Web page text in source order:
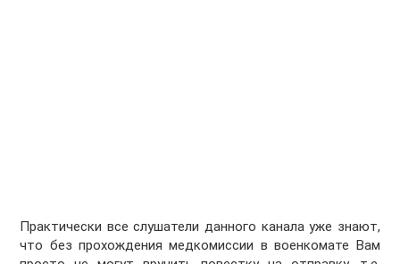
Практически все слушатели данного канала уже знают,
что без прохождения медкомиссии в военкомате Вам